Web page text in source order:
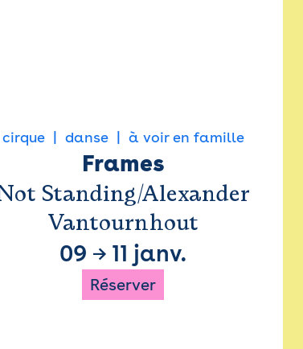
cirque danse à voir en famille
Frames
Standing/Alexander
Vantournhout
09 → 11 janv.
Réserver